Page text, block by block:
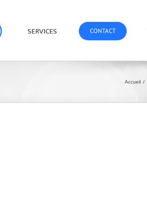
SERVICES CONTACT
Accueil /